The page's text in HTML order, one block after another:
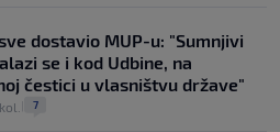
dostavio MUP-u: "Sumnjivi
se i kod Udbine, na
čestici u vlasništvu države"
7